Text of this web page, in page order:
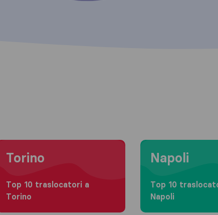
to Torino
Torino
Top 10 traslocatori a
Torino
Moving to Napoli
Napoli
Top 10
Napoli